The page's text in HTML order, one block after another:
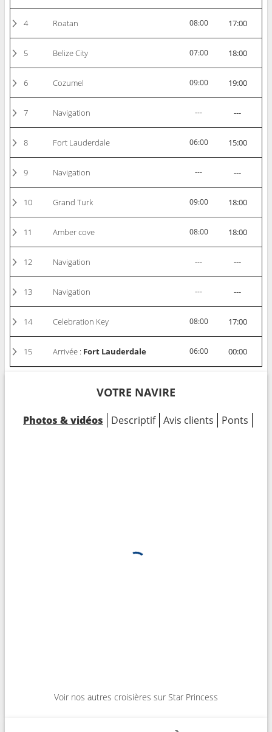
4 Roatan 08:00 17:00
5 Belize City 07:00 18:00
6 Cozumel 09:00 19:00
7 Navigation --- ---
8 Fort Lauderdale 06:00 15:00
9 Navigation --- ---
10 Grand Turk 09:00 18:00
11 Amber cove 08:00 18:00
12 Navigation --- ---
13 Navigation --- ---
14 Celebration Key 08:00 17:00
15 Arrivée : Fort Lauderdale 06:00 00:00
VOTRE NAVIRE
Photos & vidéos Descriptif Avis clients Ponts
Voir nos autres croisières sur Star Princess